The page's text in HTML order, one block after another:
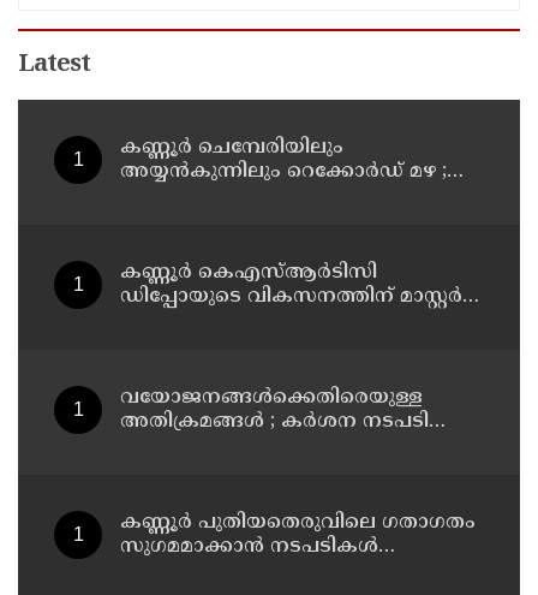
Latest
കണ്ണൂർ ചെമ്പേരിയിലും
അയ്യൻകുന്നിലും റെക്കോർഡ് മഴ ;
കണ്ണൂർ കെഎസ്ആർടിസി
ഡിപ്പോയുടെ വികസനത്തിന് മാസ്റ്റർ
വയോജനങ്ങൾക്കെതിരെയുള്ള
അതിക്രമങ്ങൾ ; കർശന നടപടി
കണ്ണൂർ പുതിയതെരുവിലെ ഗതാഗതം
സുഗമമാക്കാന്‍ നടപടികള്‍